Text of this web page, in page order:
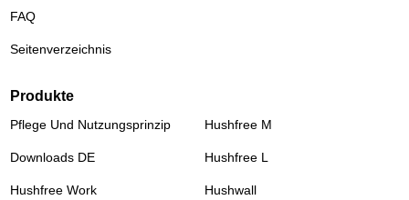
FAQ
Seitenverzeichnis
Produkte
Pflege Und Nutzungsprinzip
Downloads DE
Hushfree Work
Hushfree M
Hushfree L
Hushwall